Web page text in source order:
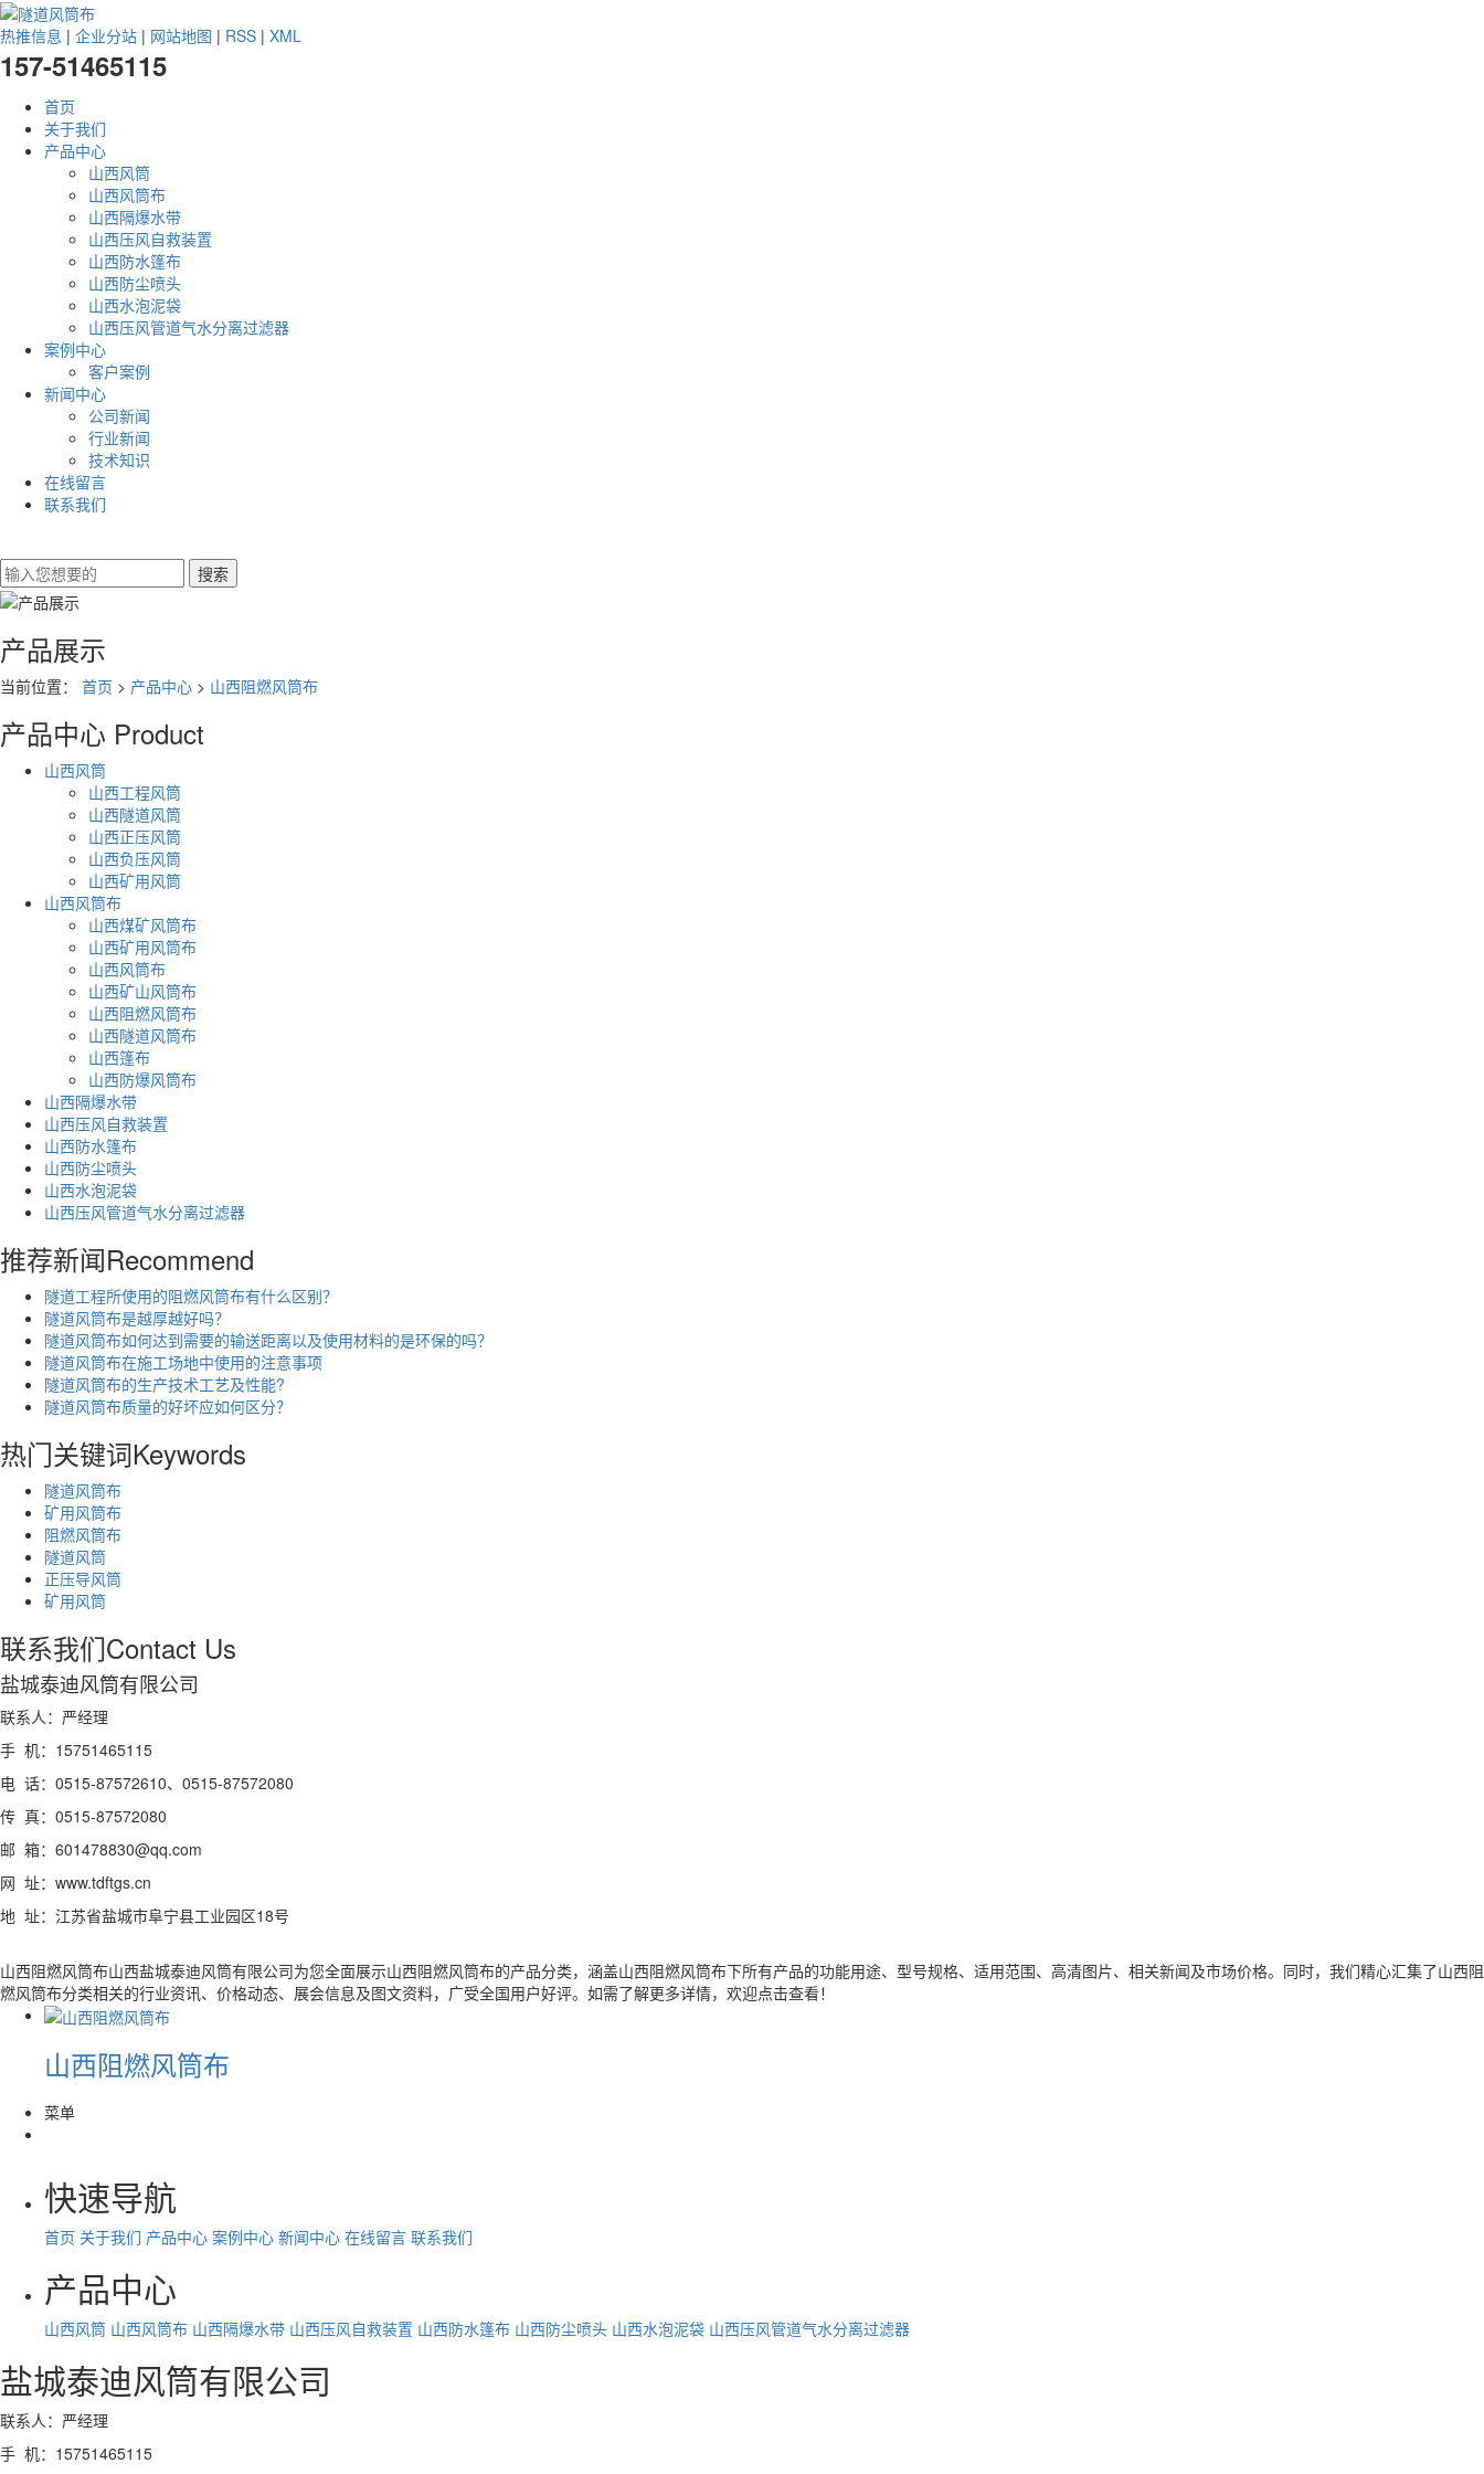
热推信息 | 企业分站 | 网站地图 | RSS | XML
157-51465115
首页
关于我们
产品中心
山西风筒
山西风筒布
山西隔爆水带
山西压风自救装置
山西防水篷布
山西防尘喷头
山西水泡泥袋
山西压风管道气水分离过滤器
案例中心
客户案例
新闻中心
公司新闻
行业新闻
技术知识
在线留言
联系我们
产品展示
当前位置： 首页 > 产品中心 > 山西阻燃风筒布
产品中心 Product
山西风筒
山西工程风筒
山西隧道风筒
山西正压风筒
山西负压风筒
山西矿用风筒
山西风筒布
山西煤矿风筒布
山西矿用风筒布
山西风筒布
山西矿山风筒布
山西阻燃风筒布
山西隧道风筒布
山西篷布
山西防爆风筒布
山西隔爆水带
山西压风自救装置
山西防水篷布
山西防尘喷头
山西水泡泥袋
山西压风管道气水分离过滤器
推荐新闻Recommend
隧道工程所使用的阻燃风筒布有什么区别？
隧道风筒布是越厚越好吗？
隧道风筒布如何达到需要的输送距离以及使用材料的是环保的吗？
隧道风筒布在施工场地中使用的注意事项
隧道风筒布的生产技术工艺及性能?
隧道风筒布质量的好坏应如何区分？
热门关键词Keywords
隧道风筒布
矿用风筒布
阻燃风筒布
隧道风筒
正压导风筒
矿用风筒
联系我们Contact Us
盐城泰迪风筒有限公司
联系人：严经理
手 机：15751465115
电 话：0515-87572610、0515-87572080
传 真：0515-87572080
邮 箱：601478830@qq.com
网 址：www.tdftgs.cn
地 址：江苏省盐城市阜宁县工业园区18号
山西阻燃风筒布山西盐城泰迪风筒有限公司为您全面展示山西阻燃风筒布的产品分类，涵盖山西阻燃风筒布下所有产品的功能用途、型号规格、适用范围、高清图片、相关新闻及市场价格。同时，我们精心汇集了山西阻
燃风筒布分类相关的行业资讯、价格动态、展会信息及图文资料，广受全国用户好评。如需了解更多详情，欢迎点击查看！
山西阻燃风筒布
菜单
快速导航
首页 关于我们 产品中心 案例中心 新闻中心 在线留言 联系我们
产品中心
山西风筒 山西风筒布 山西隔爆水带 山西压风自救装置 山西防水篷布 山西防尘喷头 山西水泡泥袋 山西压风管道气水分离过滤器
盐城泰迪风筒有限公司
联系人：严经理
手 机：15751465115